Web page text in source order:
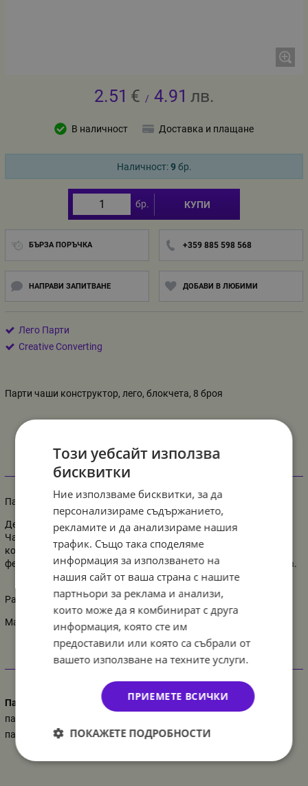
2.51 € / 4.91 лв.
В наличност Доставка и плащане
Наличност:9бр.
бр. КУПИ
БЪРЗА ПОРЪЧКА +359 885 598 568
НАПРАВИ ЗАПИТВАНЕ ДОБАВИ В ЛЮБИМИ
Лего Парти
Creative Converting
Парти чаши конструктор, лего, блокчета, 8 броя
Информация
Парти чаши конструктор, лего, блокчета, 8 броя
Децата обичат да играят с блокчета.
Чашите са един от елементите на сервизите от колекция
конструктор. Експресивна, цветна графика ще задоволи всеки
фен на лего тухлите. Перфектно предложение за детски партита.
Размер: 266 мл
Материал: картон
Характеристики
Парти украса
парти конструктори lego
парти лего
Този уебсайт използва
бисквитки
Ние използваме бисквитки, за да
персонализираме съдържанието,
рекламите и да анализираме нашия
трафик. Също така споделяме
информация за използването на
нашия сайт от ваша страна с нашите
партньори за реклама и анализи,
които може да я комбинират с друга
информация, която сте им
предоставили или която са събрали от
вашето използване на техните услуги.
ПРИЕМЕТЕ ВСИЧКИ
ПОКАЖЕТЕ ПОДРОБНОСТИ